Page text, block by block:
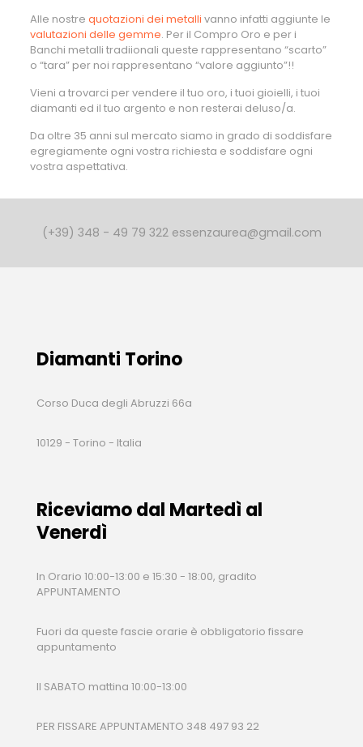
Alle nostre quotazioni dei metalli vanno infatti aggiunte le
valutazioni delle gemme. Per il Compro Oro e per i
Banchi metalli tradiionali queste rappresentano “scarto”
o “tara” per noi rappresentano “valore aggiunto”!!
Vieni a trovarci per vendere il tuo oro, i tuoi gioielli, i tuoi
diamanti ed il tuo argento e non resterai deluso/a.
Da oltre 35 anni sul mercato siamo in grado di soddisfare
egregiamente ogni vostra richiesta e soddisfare ogni
vostra aspettativa.
(+39) 348 - 49 79 322 essenzaurea@gmail.com
Diamanti Torino
Corso Duca degli Abruzzi 66a
10129 - Torino - Italia
Riceviamo dal Martedì al
Venerdì
In Orario 10:00-13:00 e 15:30 - 18:00, gradito
APPUNTAMENTO
Fuori da queste fascie orarie è obbligatorio fissare
appuntamento
Il SABATO mattina 10:00-13:00
PER FISSARE APPUNTAMENTO 348 497 93 22